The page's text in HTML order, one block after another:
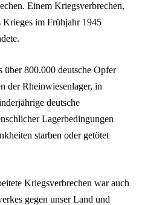
Einem Kriegsverbrechen,
Krieges im Frühjahr 1945
800.000 deutsche Opfer
der Rheinwiesenlager, in
deutsche
Lagerbedingungen
starben oder getötet
Kriegsverbrechen war auch
gegen unser Land und